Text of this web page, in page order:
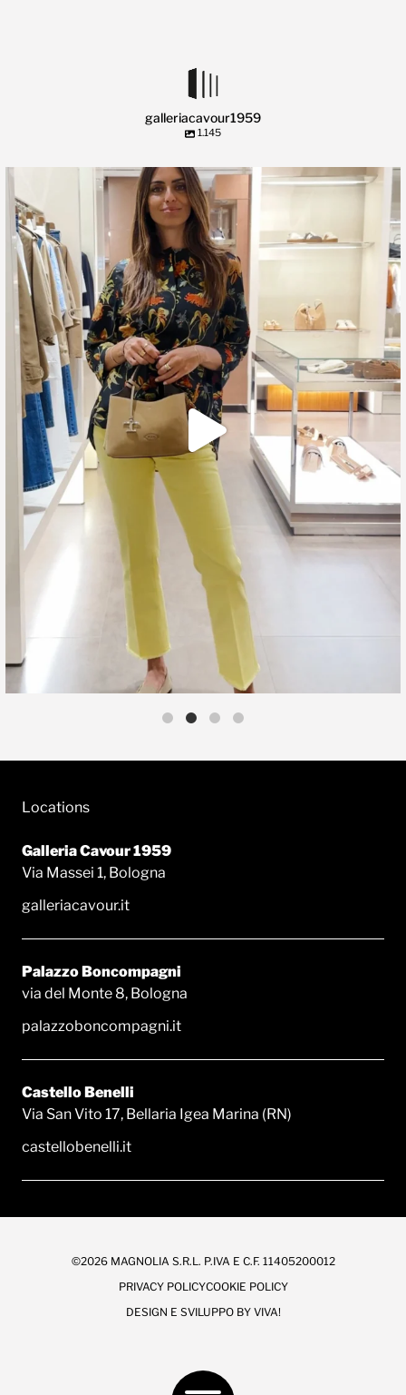
galleriacavour1959
1.145
🍃 Entriamo da Dev in @galleriacavour1959 a...
39 2
Locations
Galleria Cavour 1959
Via Massei 1, Bologna
galleriacavour.it
Palazzo Boncompagni
via del Monte 8, Bologna
palazzoboncompagni.it
Castello Benelli
Via San Vito 17, Bellaria Igea Marina (RN)
castellobenelli.it
©2026 MAGNOLIA S.R.L. P.IVA E C.F. 11405200012
PRIVACY POLICYCOOKIE POLICY
DESIGN E SVILUPPO BY VIVA!